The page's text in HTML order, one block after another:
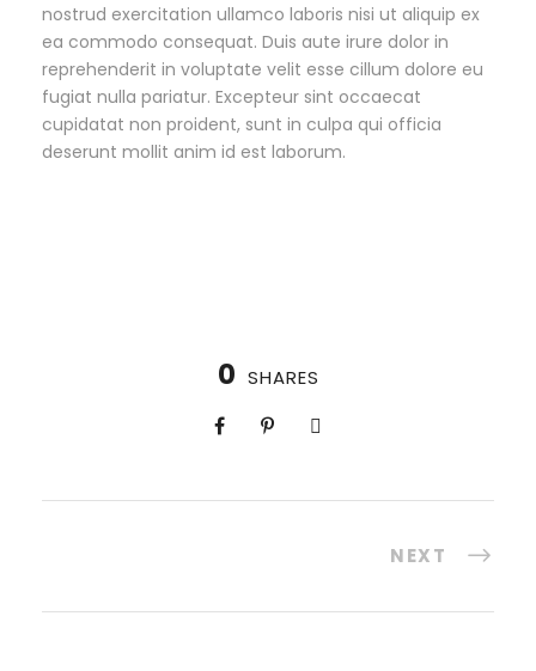
nostrud exercitation ullamco laboris nisi ut aliquip ex
ea commodo consequat. Duis aute irure dolor in
reprehenderit in voluptate velit esse cillum dolore eu
fugiat nulla pariatur. Excepteur sint occaecat
cupidatat non proident, sunt in culpa qui officia
deserunt mollit anim id est laborum.
0 SHARES
NEXT